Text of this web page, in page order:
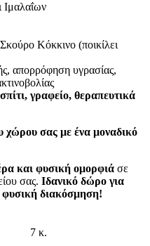
Ιμαλαΐων
Κόκκινο (ποικίλει
απορρόφηση υγρασίας,
σπίτι, γραφείο, θεραπευτικά
χώρου σας με ένα μοναδικό
και φυσική ομορφιά σε
σας. Ιδανικό δώρο για
φυσική διακόσμηση!
7 κ.